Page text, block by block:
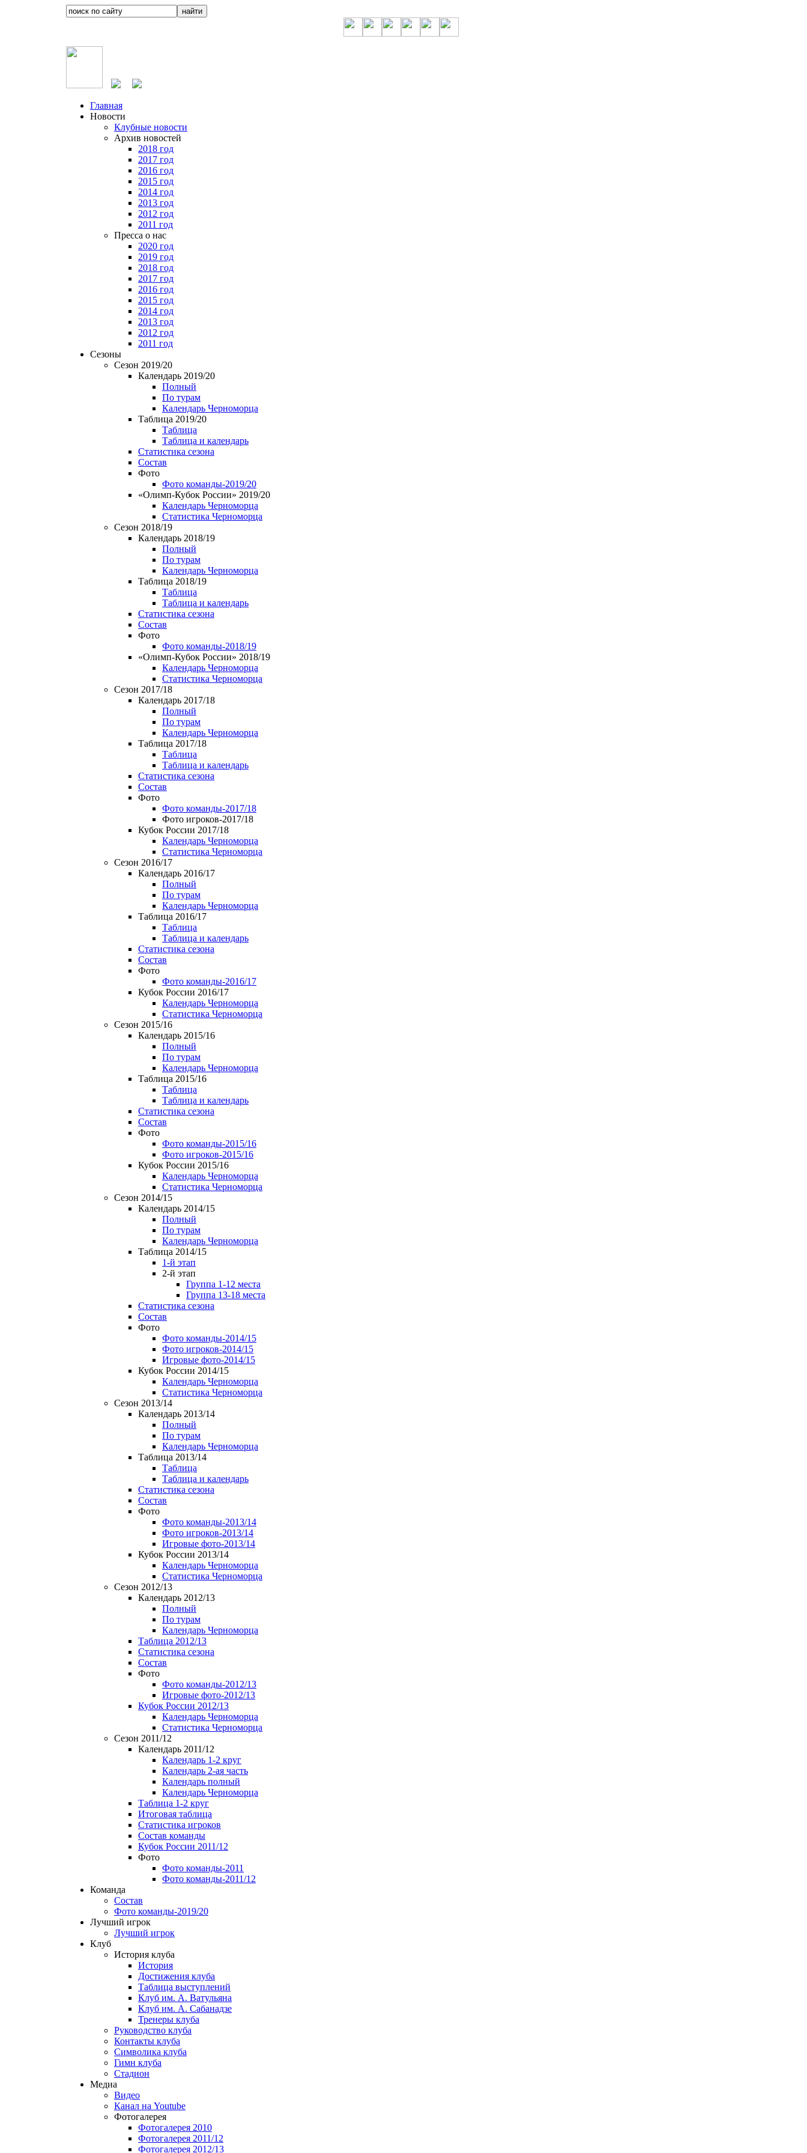
Главная
Новости
Клубные новости
Архив новостей
2018 год
2017 год
2016 год
2015 год
2014 год
2013 год
2012 год
2011 год
Пресса о нас
2020 год
2019 год
2018 год
2017 год
2016 год
2015 год
2014 год
2013 год
2012 год
2011 год
Сезоны
Сезон 2019/20
Календарь 2019/20
Полный
По турам
Календарь Черноморца
Таблица 2019/20
Таблица
Таблица и календарь
Статистика сезона
Состав
Фото
Фото команды-2019/20
«Олимп-Кубок России» 2019/20
Календарь Черноморца
Статистика Черноморца
Сезон 2018/19
Календарь 2018/19
Полный
По турам
Календарь Черноморца
Таблица 2018/19
Таблица
Таблица и календарь
Статистика сезона
Состав
Фото
Фото команды-2018/19
«Олимп-Кубок России» 2018/19
Календарь Черноморца
Статистика Черноморца
Сезон 2017/18
Календарь 2017/18
Полный
По турам
Календарь Черноморца
Таблица 2017/18
Таблица
Таблица и календарь
Статистика сезона
Состав
Фото
Фото команды-2017/18
Фото игроков-2017/18
Кубок России 2017/18
Календарь Черноморца
Статистика Черноморца
Сезон 2016/17
Календарь 2016/17
Полный
По турам
Календарь Черноморца
Таблица 2016/17
Таблица
Таблица и календарь
Статистика сезона
Состав
Фото
Фото команды-2016/17
Кубок России 2016/17
Календарь Черноморца
Статистика Черноморца
Сезон 2015/16
Календарь 2015/16
Полный
По турам
Календарь Черноморца
Таблица 2015/16
Таблица
Таблица и календарь
Статистика сезона
Состав
Фото
Фото команды-2015/16
Фото игроков-2015/16
Кубок России 2015/16
Календарь Черноморца
Статистика Черноморца
Сезон 2014/15
Календарь 2014/15
Полный
По турам
Календарь Черноморца
Таблица 2014/15
1-й этап
2-й этап
Группа 1-12 места
Группа 13-18 места
Статистика сезона
Состав
Фото
Фото команды-2014/15
Фото игроков-2014/15
Игровые фото-2014/15
Кубок России 2014/15
Календарь Черноморца
Статистика Черноморца
Сезон 2013/14
Календарь 2013/14
Полный
По турам
Календарь Черноморца
Таблица 2013/14
Таблица
Таблица и календарь
Статистика сезона
Состав
Фото
Фото команды-2013/14
Фото игроков-2013/14
Игровые фото-2013/14
Кубок России 2013/14
Календарь Черноморца
Статистика Черноморца
Сезон 2012/13
Календарь 2012/13
Полный
По турам
Календарь Черноморца
Таблица 2012/13
Статистика сезона
Состав
Фото
Фото команды-2012/13
Игровые фото-2012/13
Кубок России 2012/13
Календарь Черноморца
Статистика Черноморца
Сезон 2011/12
Календарь 2011/12
Календарь 1-2 круг
Календарь 2-ая часть
Календарь полный
Календарь Черноморца
Таблица 1-2 круг
Итоговая таблица
Статистика игроков
Состав команды
Кубок России 2011/12
Фото
Фото команды-2011
Фото команды-2011/12
Команда
Состав
Фото команды-2019/20
Лучший игрок
Лучший игрок
Клуб
История клуба
История
Достижения клуба
Таблица выступлений
Клуб им. А. Ватульяна
Клуб им. А. Сабанадзе
Тренеры клуба
Руководство клуба
Контакты клуба
Символика клуба
Гимн клуба
Стадион
Медиа
Видео
Канал на Youtube
Фотогалерея
Фотогалерея 2010
Фотогалерея 2011/12
Фотогалерея 2012/13